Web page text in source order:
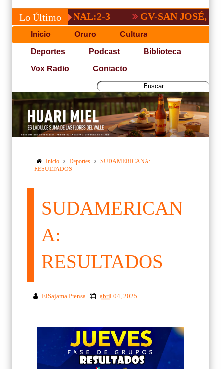
Lo Último
NACIONAL:2-3 GV-SAN JOSÉ, NO
Inicio Oruro Cultura
Deportes Podcast Biblioteca
Vox Radio Contacto
Inicio Deportes
SUDAMERICANA:
RESULTADOS
SUDAMERICAN
A:
RESULTADOS
ElSajama Prensa abril 04, 2025